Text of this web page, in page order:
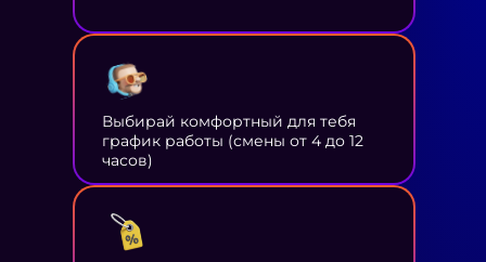
Выбирай комфортный для тебя
график работы (смены от 4 до 12
часов)